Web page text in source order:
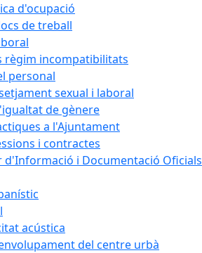
d'ocupació
de treball
règim incompatibilitats
personal
sexual i laboral
de gènere
a l'Ajuntament
i contractes
d'Informació i Documentació Oficials
acústica
del centre urbà